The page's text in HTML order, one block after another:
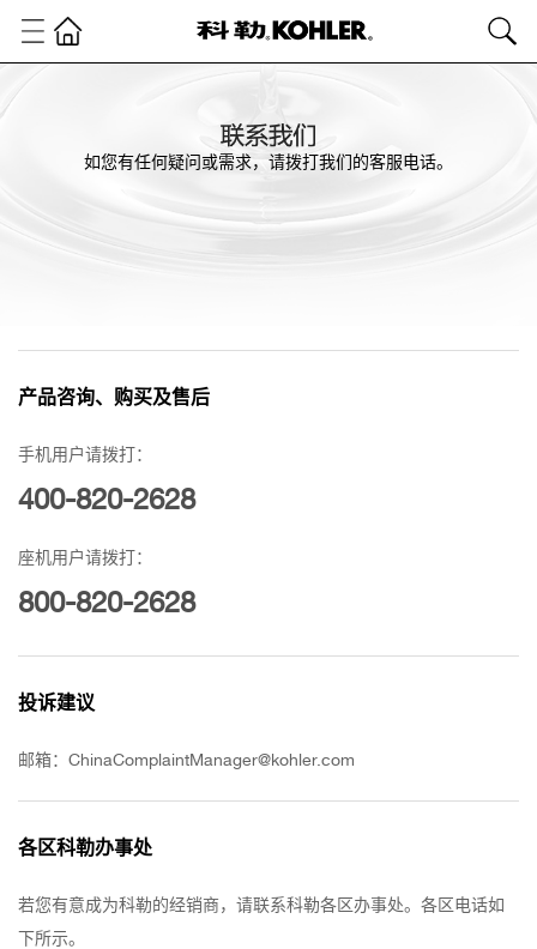
如您有任何疑问或需求，请拨打我们的客服电话。
产品咨询、购买及售后
手机用户请拨打：
400-820-2628
座机用户请拨打：
800-820-2628
投诉建议
邮箱：ChinaComplaintManager@kohler.com
各区科勒办事处
若您有意成为科勒的经销商，请联系科勒各区办事处。各区电话如
下所示。